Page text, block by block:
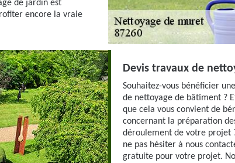
de jardin est
encore la vraie
Devis travaux de
Souhaitez-vous bénéficier
de nettoyage de bâtiment ?
que cela vous convient de
concernant la préparation
déroulement de votre projet
ne pas hésiter à nous
gratuite pour votre projet.